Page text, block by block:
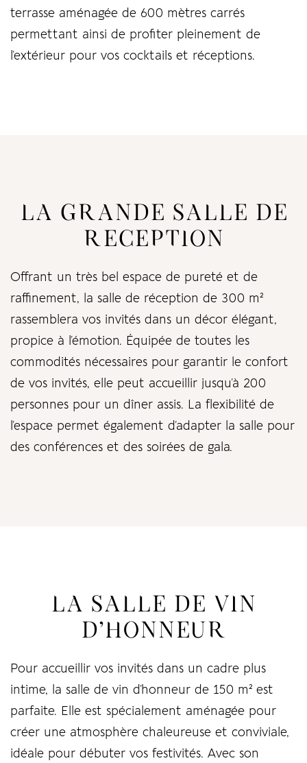
terrasse aménagée de 600 mètres carrés
permettant ainsi de profiter pleinement de
l’extérieur pour vos cocktails et réceptions.
LA GRANDE SALLE DE
RECEPTION
Offrant un très bel espace de pureté et de
raffinement, la salle de réception de 300 m²
rassemblera vos invités dans un décor élégant,
propice à l’émotion. Équipée de toutes les
commodités nécessaires pour garantir le confort
de vos invités, elle peut accueillir jusqu’à 200
personnes pour un dîner assis. La flexibilité de
l’espace permet également d’adapter la salle pour
des conférences et des soirées de gala.
LA SALLE DE VIN
D’HONNEUR
Pour accueillir vos invités dans un cadre plus
intime, la salle de vin d’honneur de 150 m² est
parfaite. Elle est spécialement aménagée pour
créer une atmosphère chaleureuse et conviviale,
idéale pour débuter vos festivités. Avec son